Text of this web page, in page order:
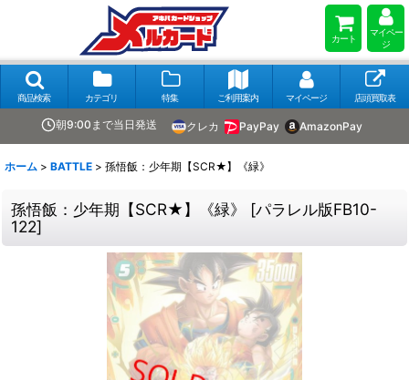
カート
マイペー
ジ
商品検索 カテゴリ 特集 ご利用案内 マイページ 店頭買取表
朝9:00まで当日発送 クレカ PayPay AmazonPay
ホーム > BATTLE > 孫悟飯：少年期【SCR★】《緑》
孫悟飯：少年期【SCR★】《緑》 [パラレル版FB10-
122]